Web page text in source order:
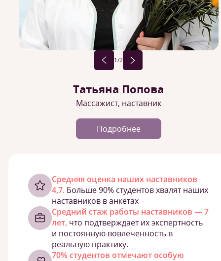
1/2
Татьяна Попова
Массажист, наставник
Подробнее
Cредняя оценка наших наставников
4,7. Больше 90% студентов хвалят наших
наставников в анкетах
Средний стаж работы наставников — 7
лет, что подтверждает их экспертность
и постоянную вовлеченность в
реальную практику.
70% студентов отмечают особую